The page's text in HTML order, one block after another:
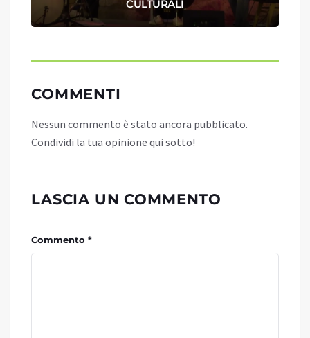
CULTURALI
COMMENTI
Nessun commento è stato ancora pubblicato.
Condividi la tua opinione qui sotto!
LASCIA UN COMMENTO
Commento *